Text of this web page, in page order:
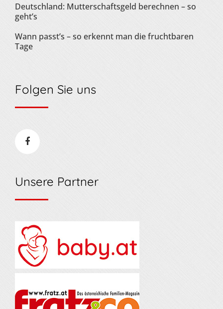
Deutschland: Mutterschaftsgeld berechnen – so
geht’s
Wann passt’s – so erkennt man die fruchtbaren
Tage
Folgen Sie uns
Unsere Partner